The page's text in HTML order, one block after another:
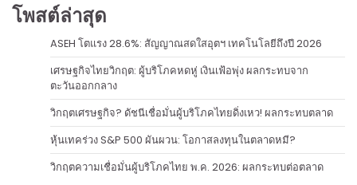
โพสต์ล่าสุด
ASEH โตแรง 28.6%: สัญญาณสดใสอุตฯ เทคโนโลยีถึงปี 2026
เศรษฐกิจไทยวิกฤต: ผู้บริโภคหดหู่ เงินเฟ้อพุ่ง ผลกระทบจาก
ตะวันออกกลาง
วิกฤตเศรษฐกิจ? ดัชนีเชื่อมั่นผู้บริโภคไทยดิ่งเหว! ผลกระทบตลาด
หุ้นเทคร่วง S&P 500 ผันผวน: โอกาสลงทุนในตลาดหมี?
วิกฤตความเชื่อมั่นผู้บริโภคไทย พ.ค. 2026: ผลกระทบต่อตลาด